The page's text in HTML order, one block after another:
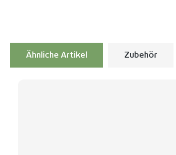
Ähnliche Artikel
Zubehör